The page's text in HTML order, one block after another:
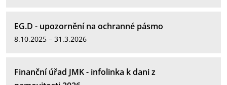
EG.D - upozornění na ochranné pásmo
8.10.2025 – 31.3.2026
Finanční úřad JMK - infolinka k dani z